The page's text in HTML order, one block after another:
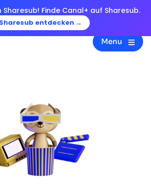
Sharesub! Finde Canal+ auf Sharesub.
Sharesub entdecken →
Menu